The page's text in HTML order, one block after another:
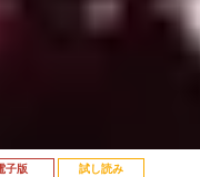
子版 試し読み